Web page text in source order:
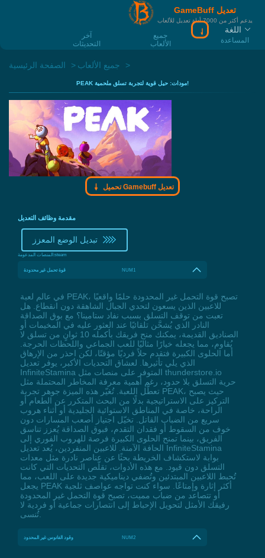
GameBuff تعديل
يدعم أكثر من 7000 أداة تعديل للألعاب
آخر
التحديثات
جميع
الألعاب
المساعدة
اللغة
الصفحة الرئيسية جميع الألعاب
PEAK مودات: حيل قوية لتجربة تسلق ملحمية!
تحميل Gamebuff تعديل
مقدمة وظائف التعديل
تبديل الوضع المعزز
المنصات المدعومة:steam
قوة تحمل غير محدودة NUM1
في عالم لعبة PEAK، تصبح قوة التحمل غير المحدودة حلمًا واقعيًا
للاعبين الذين يسعون لتحدي الجبال الشاهقة دون انقطاع. هل
تعبت من توقف التسلق بسبب نفاد ستامينا؟ مع بوق الصداقة
النادر الذي يُشحَّن تلقائيًا عند العثور عليه في المخيمات أو
الصناديق القديمة، يمكنك منح فريقك بأكمله 10 ثوانٍ من تسلق لا
يُقاوم، مما يجعله خيارًا مثاليًا للعب الجماعي واللحظات الحرجة.
أما الحلوى الكبيرة فتقدم حلاً فرديًا مؤقتًا، لكن احذر من الإرهاق
الذي يلي تأثيرها. لعشاق التحديات الأكبر، يوفر تعديل
InfiniteStamina المتوفر على منصات مثل thunderstore.io
حرية التسلق بلا حدود، رغم أهمية معرفة المخاطر المحتملة مثل
تعطُّل اللعبة. تُغيّر هذه الميزة جوهر تجربة PEAK، حيث يصبح
التركيز على الاستراتيجية بدلًا من البحث المتكرر عن الطعام أو
الراحة، خاصة في المناطق الاستوائية الجليدية أو أثناء هروب
سريع من الضباب القاتل. تخيّل اجتياز أصعب المسارات دون
خوف من السقوط أو فقدان التقدم، فبوق الصداقة يُعزز تناسق
الفريق، بينما تمنح الحلوى الكبيرة فرصة للهروب الفوري إلى
الحافة الآمنة. للاعبين المنفردين، يُعد تعديل InfiniteStamina
بوابة لاستكشاف الخريطة بحثًا عن عناصر نادرة مثل معدات
التسلق دون قيود. مع هذه الأدوات، تقلّص التحديات التي كانت
تُحبط اللاعبين المبتدئين وتُضفي ديناميكية جديدة على اللعب، مما
يجعل PEAK أكثر إثارة وإمتاعًا. سواء كنت تواجه عواصف ثلجية
أو تتصاعد من ضباب مميت، تصبح قوة التحمل غير المحدودة
رفيقك الأمثل لتحويل الإحباط إلى انتصارات جماعية أو فردية لا
تُنسى.
وقود الفانوس غير المحدود NUM2